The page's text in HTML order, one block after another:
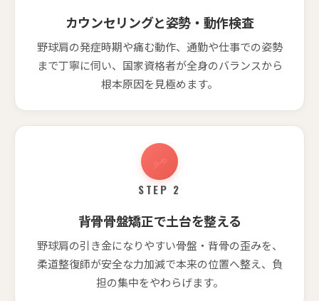
カウンセリングと姿勢・動作検査
野球肩の発症時期や痛む動作、通勤や仕事での姿勢
まで丁寧に伺い、国家資格者が全身のバランスから
根本原因を見極めます。
STEP 2
背骨骨盤矯正で土台を整える
野球肩の引き金になりやすい骨盤・背骨の歪みを、
柔道整復師が安全な力加減で本来の位置へ整え、負
担の集中をやわらげます。